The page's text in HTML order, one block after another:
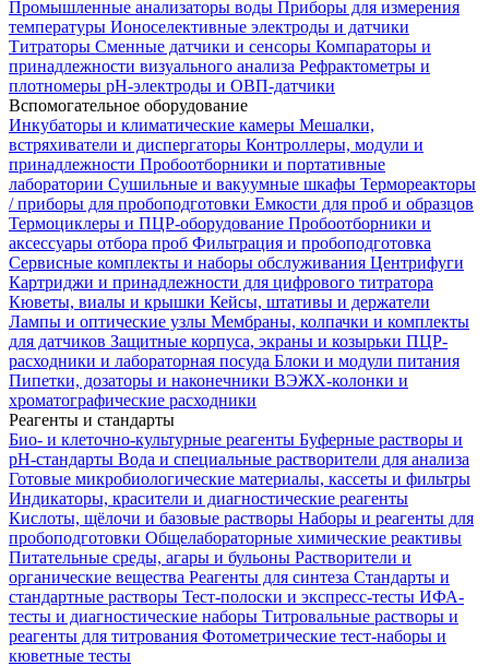
Промышленные анализаторы воды Приборы для измерения
температуры Ионоселективные электроды и датчики
Титраторы Сменные датчики и сенсоры Компараторы и
принадлежности визуального анализа Рефрактометры и
плотномеры pH-электроды и ОВП-датчики
Вспомогательное оборудование
Инкубаторы и климатические камеры Мешалки,
встряхиватели и диспергаторы Контроллеры, модули и
принадлежности Пробоотборники и портативные
лаборатории Сушильные и вакуумные шкафы Термореакторы
/ приборы для пробоподготовки Емкости для проб и образцов
Термоциклеры и ПЦР-оборудование Пробоотборники и
аксессуары отбора проб Фильтрация и пробоподготовка
Сервисные комплекты и наборы обслуживания Центрифуги
Картриджи и принадлежности для цифрового титратора
Кюветы, виалы и крышки Кейсы, штативы и держатели
Лампы и оптические узлы Мембраны, колпачки и комплекты
для датчиков Защитные корпуса, экраны и козырьки ПЦР-
расходники и лабораторная посуда Блоки и модули питания
Пипетки, дозаторы и наконечники ВЭЖХ-колонки и
хроматографические расходники
Реагенты и стандарты
Био- и клеточно-культурные реагенты Буферные растворы и
pH-стандарты Вода и специальные растворители для анализа
Готовые микробиологические материалы, кассеты и фильтры
Индикаторы, красители и диагностические реагенты
Кислоты, щёлочи и базовые растворы Наборы и реагенты для
пробоподготовки Общелабораторные химические реактивы
Питательные среды, агары и бульоны Растворители и
органические вещества Реагенты для синтеза Стандарты и
стандартные растворы Тест-полоски и экспресс-тесты ИФА-
тесты и диагностические наборы Титровальные растворы и
реагенты для титрования Фотометрические тест-наборы и
кюветные тесты